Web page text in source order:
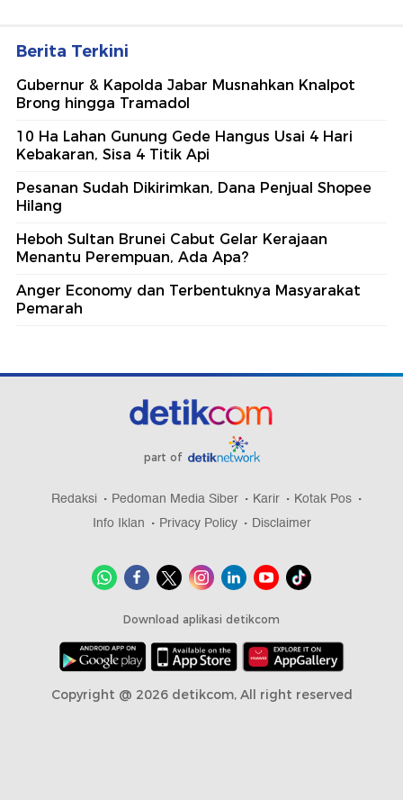
Berita Terkini
Gubernur & Kapolda Jabar Musnahkan Knalpot
Brong hingga Tramadol
10 Ha Lahan Gunung Gede Hangus Usai 4 Hari
Kebakaran, Sisa 4 Titik Api
Pesanan Sudah Dikirimkan, Dana Penjual Shopee
Hilang
Heboh Sultan Brunei Cabut Gelar Kerajaan
Menantu Perempuan, Ada Apa?
Anger Economy dan Terbentuknya Masyarakat
Pemarah
part of
Redaksi Pedoman Media Siber Karir
Kotak Pos
Info Iklan
Privacy Policy Disclaimer
Download aplikasi detikcom
Copyright @ 2026 detikcom, All right reserved